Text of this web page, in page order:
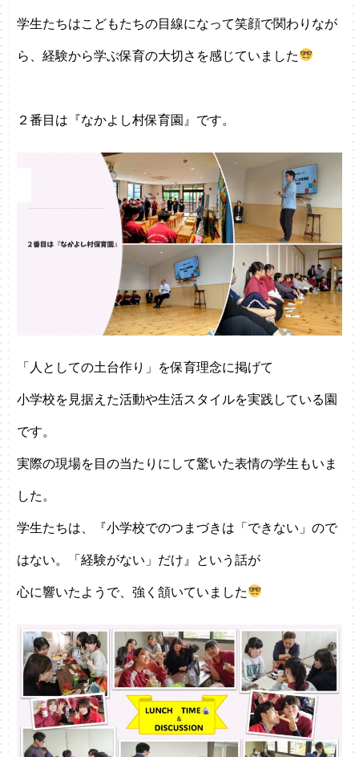
学生たちはこどもたちの目線になって笑顔で関わりなが
ら、経験から学ぶ保育の大切さを感じていました
２番目は『なかよし村保育園』です。
「人としての土台作り」を保育理念に掲げて
小学校を見据えた活動や生活スタイルを実践している園
です。
実際の現場を目の当たりにして驚いた表情の学生もいま
した。
学生たちは、『小学校でのつまづきは「できない」ので
はない。「経験がない」だけ』という話が
心に響いたようで、強く頷いていました